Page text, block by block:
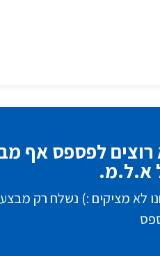
רוצים לפספס אף
א.ל.מ.
לא מציקים :) נשלח רק